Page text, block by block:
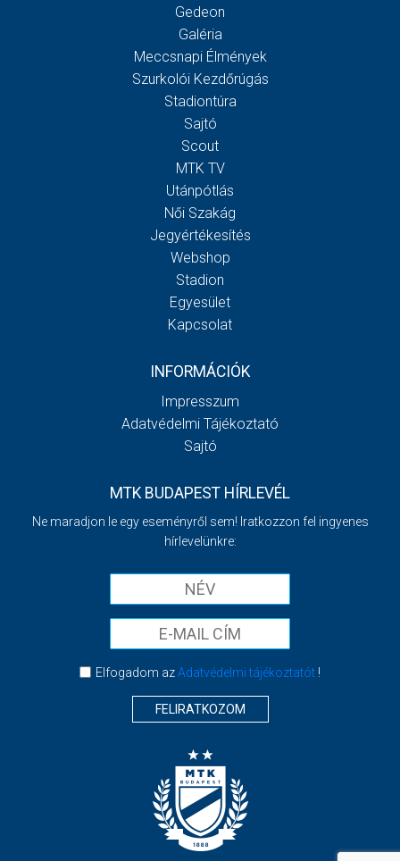
Gedeon
Galéria
Meccsnapi Élmények
Szurkolói Kezdőrúgás
Stadiontúra
Sajtó
Scout
MTK TV
Utánpótlás
Női Szakág
Jegyértékesítés
Webshop
Stadion
Egyesület
Kapcsolat
INFORMÁCIÓK
Impresszum
Adatvédelmi Tájékoztató
Sajtó
MTK BUDAPEST HÍRLEVÉL
Ne maradjon le egy eseményről sem! Iratkozzon fel ingyenes
hírlevelünkre:
Elfogadom azAdatvédelmi tájékoztatót!
FELIRATKOZOM